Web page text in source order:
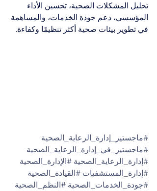
تحليل المشكلات الصحية، تحسين الأداء
المؤسسي، دعم جودة الخدمات، والمساهمة
في تطوير بيئات صحية أكثر تنظيمًا وكفاءة.
#ماجستير_إدارة_الرعاية_الصحية
#ماجستير_في_إدارة_الرعاية_الصحية
#إدارة_الرعاية_الصحية #الإدارة_الصحية
#إدارة_المستشفيات #القيادة_الصحية
#جودة_الخدمات_الصحية #النظم_الصحية